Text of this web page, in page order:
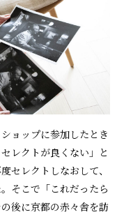
ョップに参加したとき
レクトが良くない」と
セレクトしなおして、
そこで「これだったら
後に京都の赤々舎を訪